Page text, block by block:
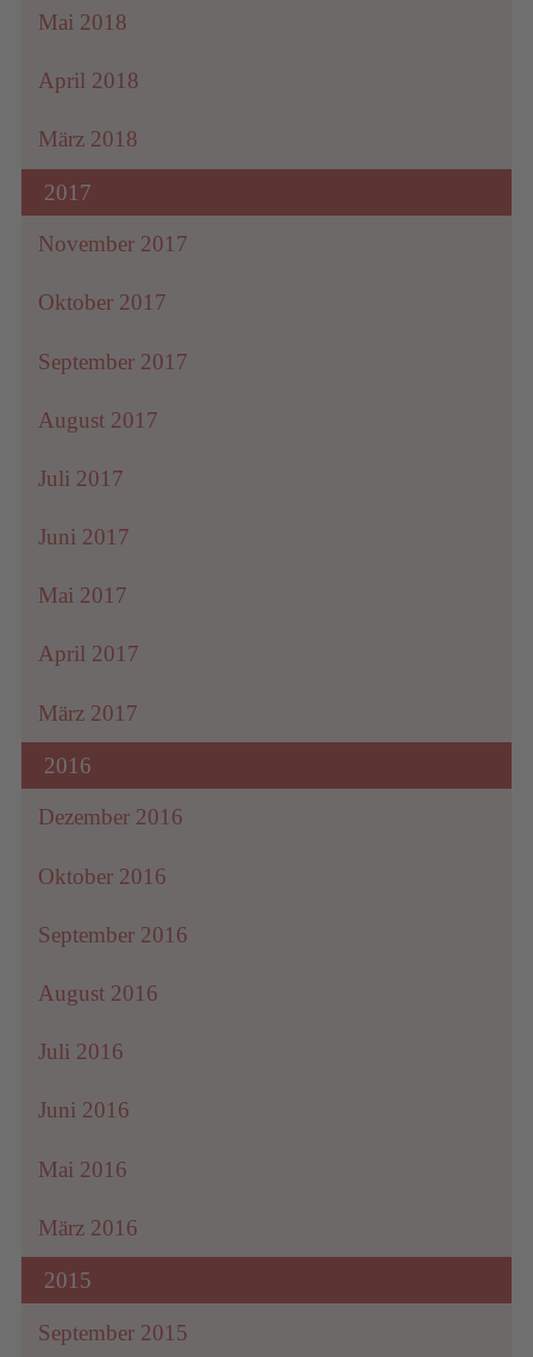
Mai 2018
April 2018
März 2018
2017
November 2017
Oktober 2017
September 2017
August 2017
Juli 2017
Juni 2017
Mai 2017
April 2017
März 2017
2016
Dezember 2016
Oktober 2016
September 2016
August 2016
Juli 2016
Juni 2016
Mai 2016
März 2016
2015
September 2015